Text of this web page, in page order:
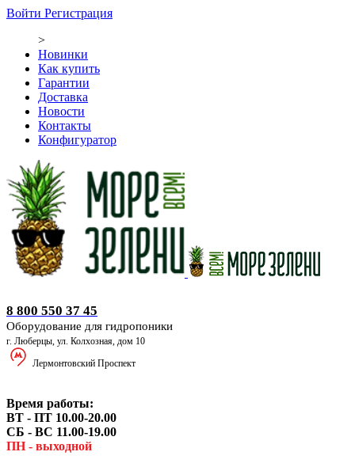
Войти Регистрация
>
Новинки
Как купить
Гарантии
Доставка
Новости
Контакты
Конфигуратор
8 800 550 37 45
Оборудование для гидропоники
г. Люберцы, ул. Колхозная, дом 10
Лермонтовский Проспект
Время работы:
ВТ - ПТ 10.00-20.00
СБ - ВС 11.00-19.00
ПН - выходной